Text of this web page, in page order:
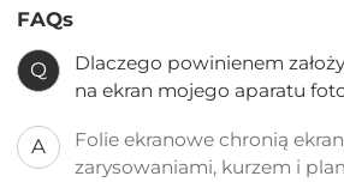
FAQs
Q
Dlaczego powinienem
na ekran mojego aparatu
A
Folie ekranowe chronią
zarysowaniami, kurzem i